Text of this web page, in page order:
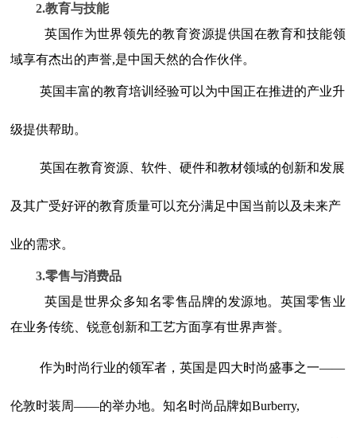
2.教育与技能
英国作为世界领先的教育资源提供国在教育和技能领
域享有杰出的声誉,是中国天然的合作伙伴。
英国丰富的教育培训经验可以为中国正在推进的产业升
级提供帮助。
英国在教育资源、软件、硬件和教材领域的创新和发展
及其广受好评的教育质量可以充分满足中国当前以及未来产
业的需求。
3.零售与消费品
英国是世界众多知名零售品牌的发源地。英国零售业
在业务传统、锐意创新和工艺方面享有世界声誉。
作为时尚行业的领军者，英国是四大时尚盛事之一——
伦敦时装周——的举办地。知名时尚品牌如Burberry,